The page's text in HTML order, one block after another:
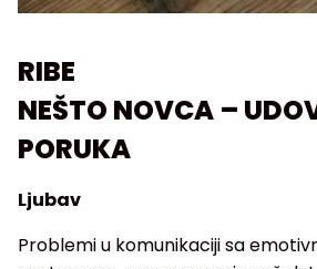
RIBE
NEŠTO NOVCA –
PORUKA
Ljubav
Problemi u komunikaciji sa